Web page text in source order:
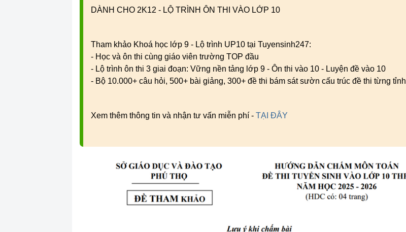
DÀNH CHO 2K12 - LỘ TRÌNH ÔN THI VÀO LỚP 10
Tham khảo Khoá học lớp 9 - Lộ trình UP10 tại Tuyensinh247:
- Học và ôn thi cùng giáo viên trường TOP đầu
- Lộ trình ôn thi 3 giai đoạn: Vững nền tảng lớp 9 - Ôn thi vào 10 - Luyện đề vào 10
- Bộ 10.000+ câu hỏi, 500+ bài giảng, 300+ đề thi bám sát sườn cấu trúc đề thi từng tỉnh
Xem thêm thông tin và nhận tư vấn miễn phí - TẠI ĐÂY